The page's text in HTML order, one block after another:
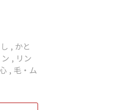
, かと
, リン
, 毛・ム